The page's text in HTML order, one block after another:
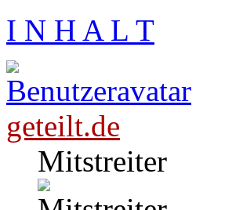
I N H A L T
geteilt.de
Mitstreiter